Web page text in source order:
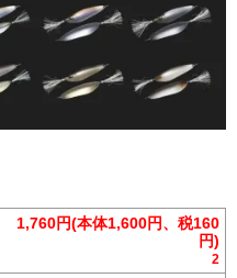
1,760円(本体1,600円、税160
円)
2